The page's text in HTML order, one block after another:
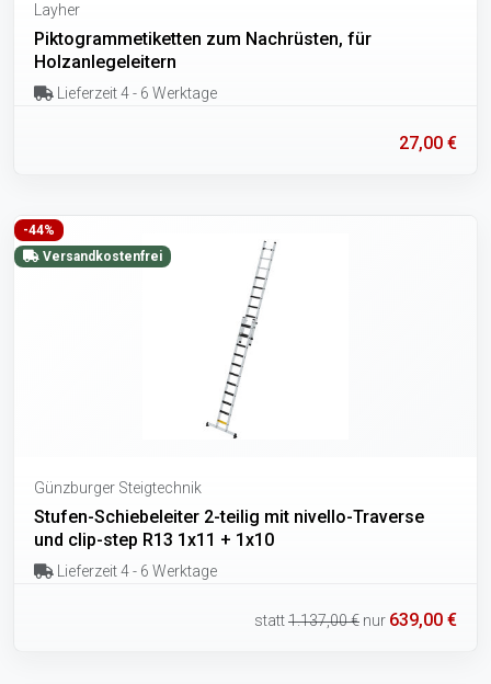
Layher
Piktogrammetiketten zum Nachrüsten, für
Holzanlegeleitern
Lieferzeit 4 - 6 Werktage
27,00 €
-44%
Versandkostenfrei
Günzburger Steigtechnik
Stufen-Schiebeleiter 2-teilig mit nivello-Traverse
und clip-step R13 1x11 + 1x10
Lieferzeit 4 - 6 Werktage
statt1.137,00 € nur 639,00 €